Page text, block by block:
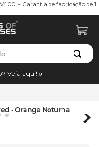
+ Garantia de fabricação de 1
Veja aqui!
- Orange Noturna